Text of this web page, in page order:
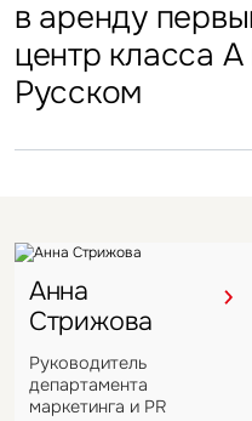
в аренду
центр класса
Русском
Петровский
в отеле Hyatt
гостиничных
Подмосковья
под
Анна
Стрижова
Руководитель
департамента
маркетинга и PR